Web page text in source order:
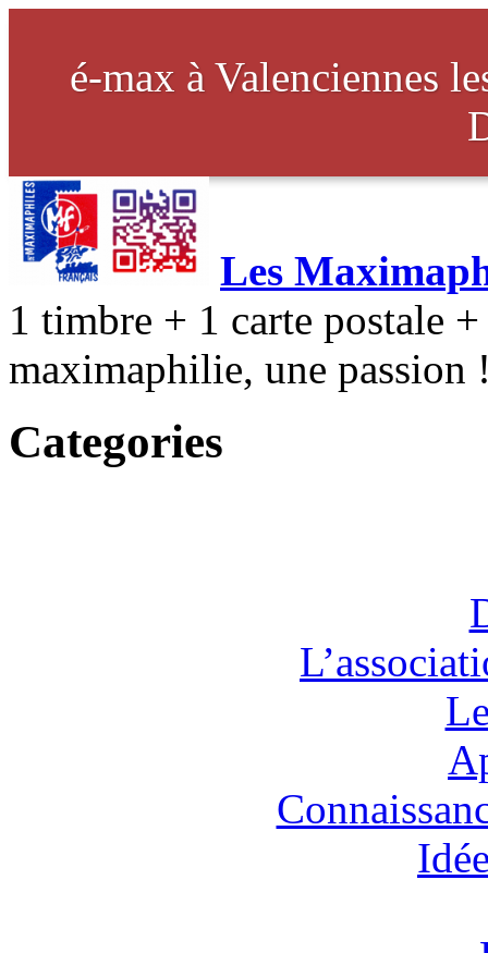
é-max à Valenciennes
Les
1 timbre + 1 carte postale
maximaphilie, une passion
Categories